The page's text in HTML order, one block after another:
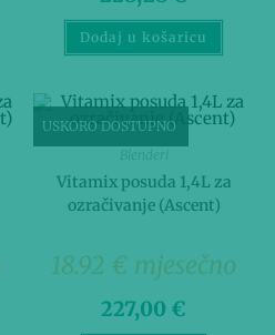
Dodaj u košaricu
USKORO DOSTUPNO
Blenderi
Vitamix posuda 1,4L za
ozračivanje (Ascent)
18.92 € mjesečno
227,00 €